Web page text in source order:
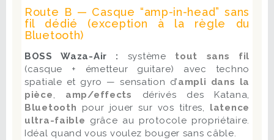
Route B — Casque “amp-in-head” sans
fil dédié (exception à la règle du
Bluetooth)
BOSS Waza-Air : système tout sans fil
(casque + émetteur guitare) avec techno
spatiale et gyro — sensation d’ampli dans la
pièce, amp/effects dérivés des Katana,
Bluetooth pour jouer sur vos titres, latence
ultra-faible grâce au protocole propriétaire.
Idéal quand vous voulez bouger sans câble.